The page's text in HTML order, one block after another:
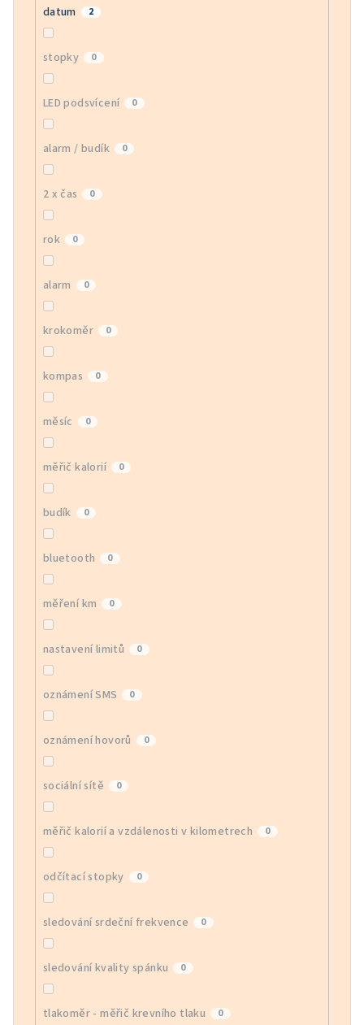
datum 2
stopky 0
LED podsvícení 0
alarm / budík 0
2 x čas 0
rok 0
alarm 0
krokoměr 0
kompas 0
měsíc 0
měřič kalorií 0
budík 0
bluetooth 0
měření km 0
nastavení limitů 0
oznámení SMS 0
oznámení hovorů 0
sociální sítě 0
měřič kalorií a vzdálenosti v kilometrech 0
odčítací stopky 0
sledování srdeční frekvence 0
sledování kvality spánku 0
tlakoměr - měřič krevního tlaku 0